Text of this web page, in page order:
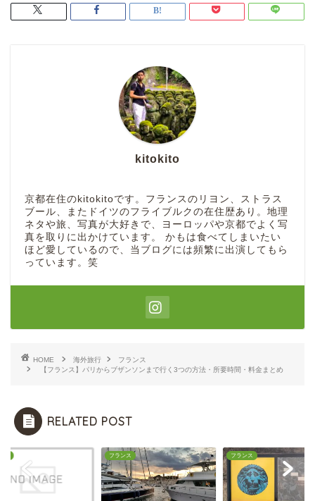
kitokito
京都在住のkitokitoです。フランスのリヨン、ストラス
ブール、またドイツのフライブルクの在住歴あり。地理
ネタや旅、写真が大好きで、ヨーロッパや京都でよく写
真を取りに出かけています。 かもは食べてしまいたい
ほど愛しているので、当ブログには頻繁に出演してもら
っています。笑
HOME 海外旅行
フランス
【フランス】パリからブザンソンまで行く3つの方法・所要時間・料金まとめ
RELATED POST
フランス フランス